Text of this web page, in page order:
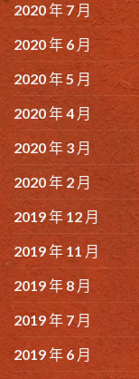
2020 年 7 月
2020 年 6 月
2020 年 5 月
2020 年 4 月
2020 年 3 月
2020 年 2 月
2019 年 12 月
2019 年 11 月
2019 年 8 月
2019 年 7 月
2019 年 6 月